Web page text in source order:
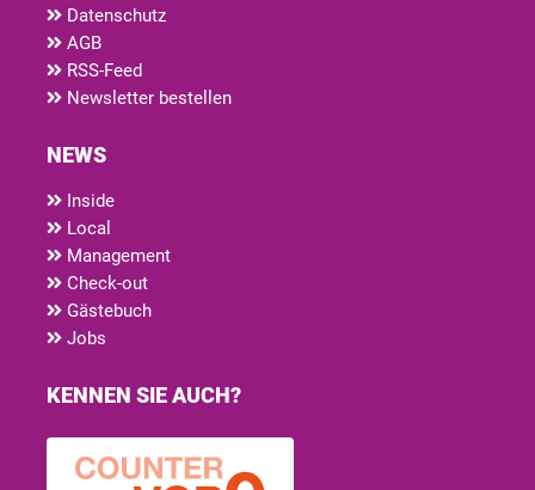
Datenschutz
AGB
RSS-Feed
Newsletter bestellen
NEWS
Inside
Local
Management
Check-out
Gästebuch
Jobs
KENNEN SIE AUCH?